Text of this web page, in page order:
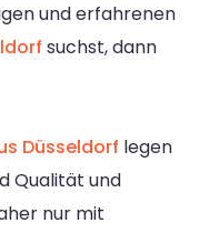
und erfahrenen
suchst, dann
Düsseldorf legen
Qualität und
nur mit